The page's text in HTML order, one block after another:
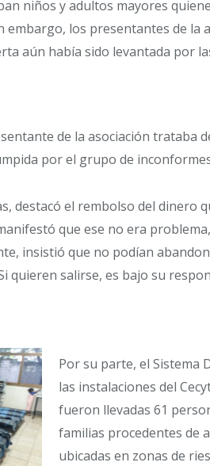
niños y adultos mayores
embargo, los presentantes de la
aún había sido levantada por
de la asociación trataba
por el grupo de
destacó el rembolso del dinero
que ese no era
insistió que no podían
quieren salirse, es bajo su
Por su parte, el Sistema
las instalaciones del
fueron llevadas 61
familias procedentes de
ubicadas en zonas de